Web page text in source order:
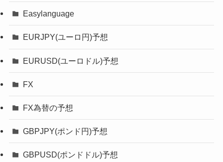
Easylanguage
EURJPY(ユーロ円)予想
EURUSD(ユーロドル)予想
FX
FX為替の予想
GBPJPY(ポンド円)予想
GBPUSD(ポンドドル)予想